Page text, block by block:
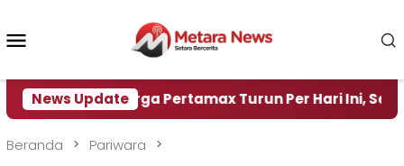
konten
News Update
Harga Pertamax Turun Per Hari Ini, Segini
Beranda Pariwara